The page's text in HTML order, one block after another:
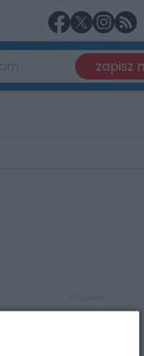
zapisz